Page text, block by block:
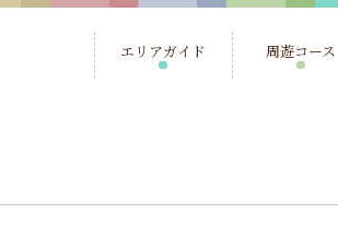
エリアガイド 周遊コース